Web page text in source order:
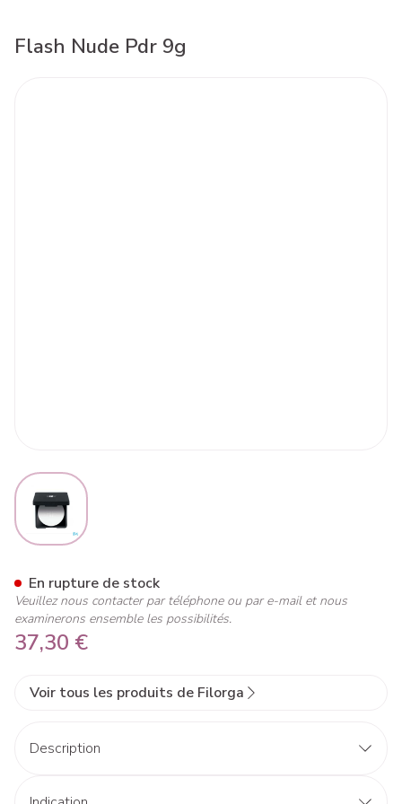
Flash Nude Pdr 9g
View larger image
37,30 €
En rupture de stock
Veuillez nous contacter par téléphone ou par e-mail et nous
examinerons ensemble les possibilités.
Voir tous les produits de Filorga
Description